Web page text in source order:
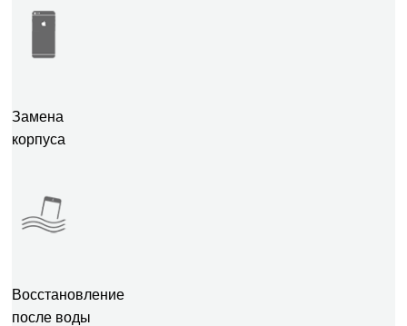
Замена
корпуса
Восстановление
после воды